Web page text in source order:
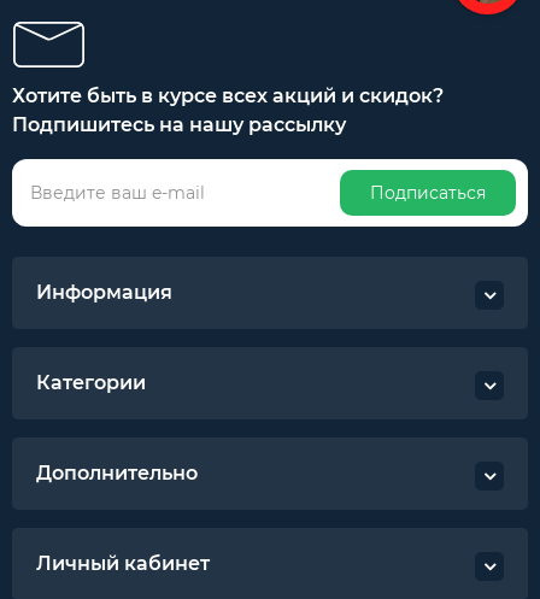
Хотите быть в курсе всех акций и скидок?
Подпишитесь на нашу рассылку
Подписаться
Информация
Категории
Дополнительно
Личный кабинет